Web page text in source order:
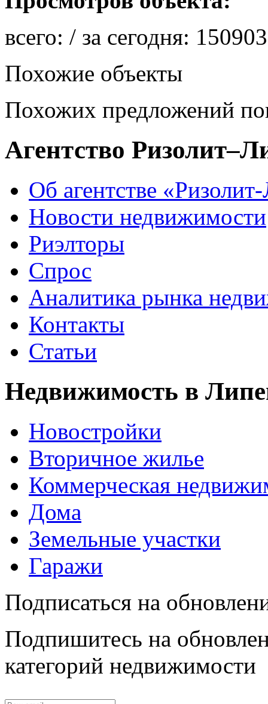
всего: / за сегодня:
Похожие объекты
Похожих предложений
Агентство
Об агентстве
Новости недвижимости
Риэлторы
Спрос
Аналитика рынка
Контакты
Статьи
Недвижимость в
Новостройки
Вторичное жилье
Коммерческая
Дома
Земельные участки
Гаражи
Подписаться на
Подпишитесь на
категорий недвижимости